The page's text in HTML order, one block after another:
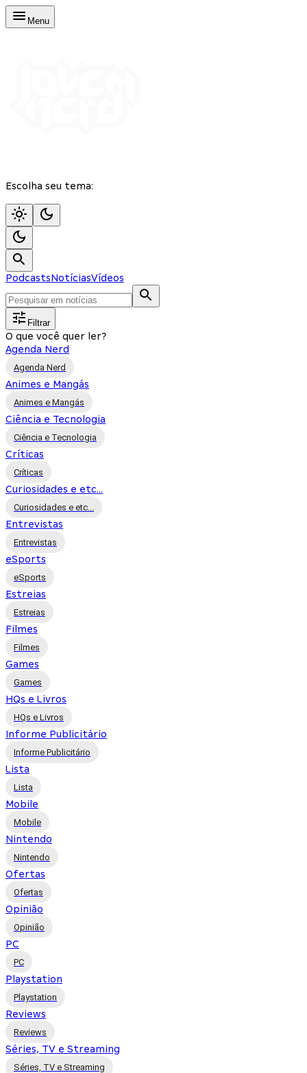
Menu
Escolha seu tema:
PodcastsNotíciasVídeos
Filtrar
O que você quer ler?
Agenda Nerd
Agenda Nerd
Animes e Mangás
Animes e Mangás
Ciência e Tecnologia
Ciência e Tecnologia
Críticas
Críticas
Curiosidades e etc...
Curiosidades e etc...
Entrevistas
Entrevistas
eSports
eSports
Estreias
Estreias
Filmes
Filmes
Games
Games
HQs e Livros
HQs e Livros
Informe Publicitário
Informe Publicitário
Lista
Lista
Mobile
Mobile
Nintendo
Nintendo
Ofertas
Ofertas
Opinião
Opinião
PC
PC
Playstation
Playstation
Reviews
Reviews
Séries, TV e Streaming
Séries, TV e Streaming